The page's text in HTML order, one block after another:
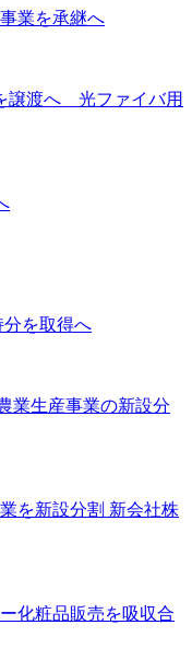
業を承継へ
譲渡へ 光ファイバ用
分を取得へ
業生産事業の新設分
を新設分割 新会社株
化粧品販売を吸収合